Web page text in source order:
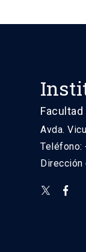
Avda.
Teléfono:
Dirección